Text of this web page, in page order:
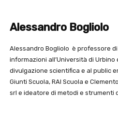
Alessandro Bogliolo
Alessandro Bogliolo è professore
informazioni all’Università di
divulgazione scientifica e al public
Giunti Scuola, RAI Scuola e
srl e ideatore di metodi e strumenti